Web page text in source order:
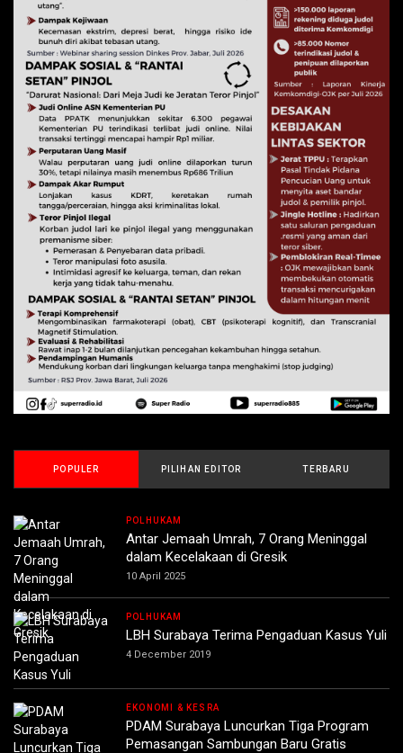
POPULER PILIHAN EDITOR TERBARU
POLHUKAM
Antar Jemaah Umrah, 7 Orang Meninggal
dalam Kecelakaan di Gresik
10 April 2025
POLHUKAM
LBH Surabaya Terima Pengaduan Kasus Yuli
4 December 2019
EKONOMI & KESRA
PDAM Surabaya Luncurkan Tiga Program
Pemasangan Sambungan Baru Gratis